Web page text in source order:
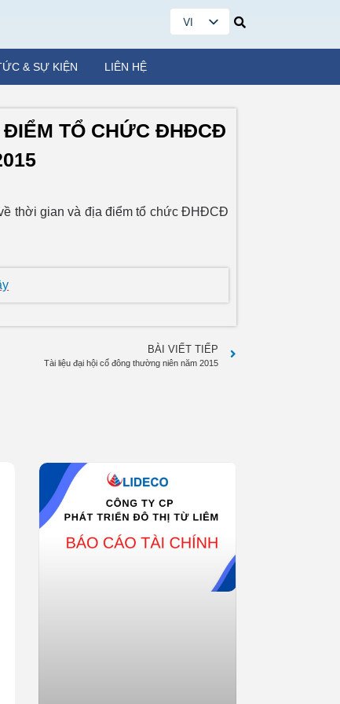
VI
EN
& SỰ KIỆN LIÊN HỆ
ĐIỂM TỔ CHỨC ĐHĐCĐ
thời gian và địa điểm tổ chức ĐHĐCĐ
BÀI VIẾT TIẾP
Tài liệu đại hội cổ đông thường niên năm 2015